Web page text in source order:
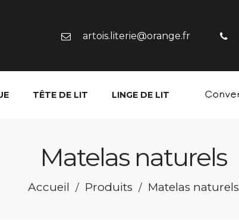
artois.literie@orange.fr
TÊTE DE LIT LINGE DE LIT
Matelas naturels
Accueil / Produits / Matelas naturels